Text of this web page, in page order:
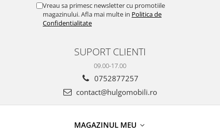
Vreau sa primesc newsletter cu promotiile
magazinului. Afla mai multe in Politica de
Confidentialitate
SUPORT CLIENTI
09.00-17.00
0752877257
contact@hulgomobili.ro
MAGAZINUL MEU